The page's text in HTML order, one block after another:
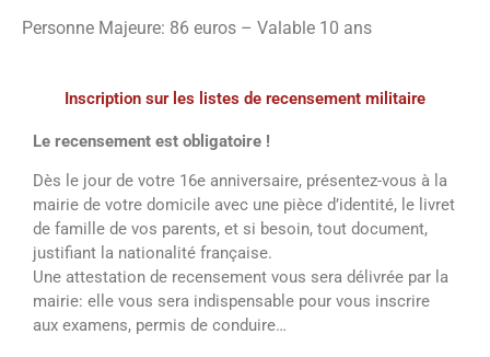
Personne Majeure: 86 euros – Valable 10 ans
Inscription sur les listes de recensement militaire
Le recensement est obligatoire !
Dès le jour de votre 16e anniversaire, présentez-vous à la
mairie de votre domicile avec une pièce d’identité, le livret
de famille de vos parents, et si besoin, tout document,
justifiant la nationalité française.
Une attestation de recensement vous sera délivrée par la
mairie: elle vous sera indispensable pour vous inscrire
aux examens, permis de conduire…